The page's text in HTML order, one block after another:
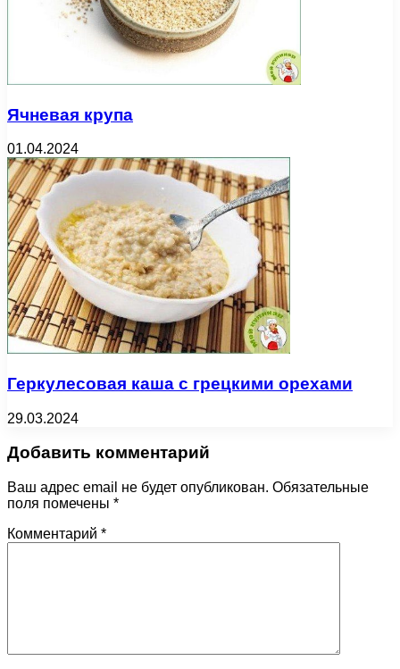
Ячневая крупа
01.04.2024
Геркулесовая каша с грецкими орехами
29.03.2024
Добавить комментарий
Ваш адрес email не будет опубликован. Обязательные
поля помечены *
Комментарий *